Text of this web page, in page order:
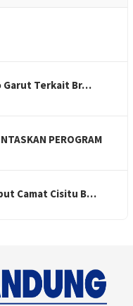
Garut Terkait Br…
PEROGRAM
Camat Cisitu B…